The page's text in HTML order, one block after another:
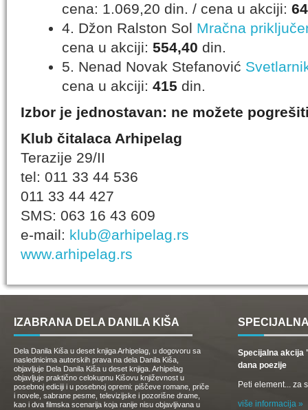
cena: 1.069,20 din. / cena u akciji:
4. Džon Ralston Sol Mračna
cena u akciji: 554,40 din.
5. Nenad Novak Stefanović
cena u akciji: 415 din.
Izbor je jednostavan: ne možete
Klub čitalaca Arhipelag
Terazije 29/II
tel: 011 33 44 536
011 33 44 427
SMS: 063 16 43 609
e-mail: klub@arhipelag.rs
www.arhipelag.rs
IZABRANA DELA DANILA KIŠA
Dela Danila Kiša u deset knjiga Arhipelag, u dogovoru sa
naslednicima autorskih prava na dela Danila Kiša,
objavljuje Dela Danila Kiša u deset knjiga. Arhipelag
objavljuje praktično celokupnu Kišovu književnost u
posebnoj ediciji i u posebnoj opremi: piščeve romane, priče
i novele, sabrane pesme, televizijske i pozorišne drame,
kao i dva filmska scenarija koja ranije nisu objavljivana u
Specijalna akcija
dana poezije
Peti element... za
više informacija »